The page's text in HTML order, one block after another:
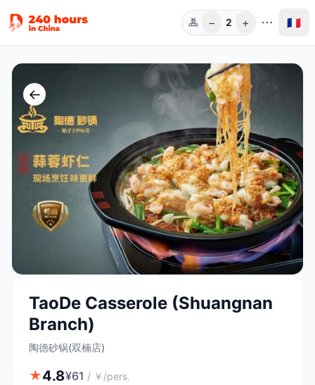
Pers.
− 2 + 🇫🇷
←
TaoDe Casserole (Shuangnan
Branch)
陶德砂锅(双楠店)
★4.8¥61 / ￥/pers.